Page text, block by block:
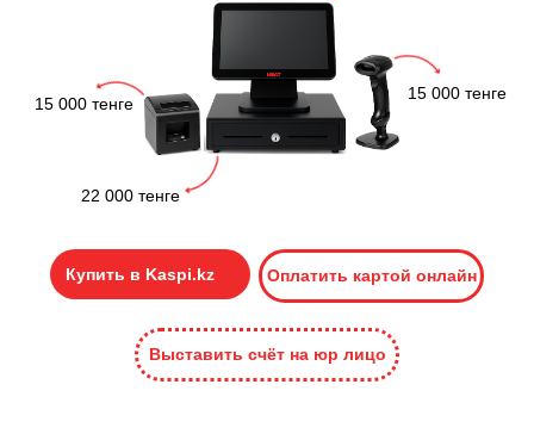
Купить в Kaspi.kz Оплатить картой онлайн
Выставить счёт на юр лицо
15 000 тенге
22 000 тенге
15 000 тенге
Каталог товаров